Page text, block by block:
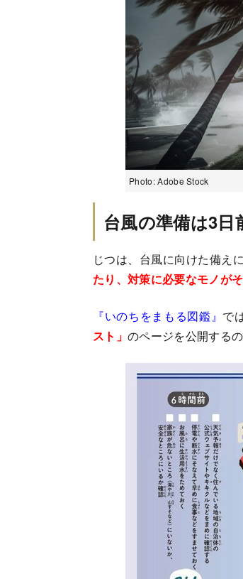
Photo: Adobe Stock
台風の準備は3日
じつは、台風に向けた備え
たり、対策に必要なモノが
『いのちをまもる図鑑』 で
スト」 のページを公開する